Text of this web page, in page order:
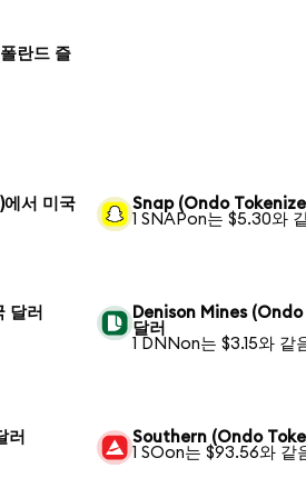
란드 즐
서 미국
Snap (Ondo
1 SNAPon는 $5.30와
달러
Denison Mines
달러
1 DNNon는 $3.15와 같
러
Southern (Ondo
1 SOon는 $93.56와 같